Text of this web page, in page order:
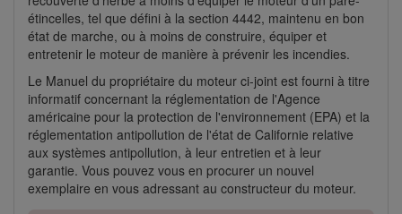
étincelles, tel que défini à la section 4442, maintenu en bon
état de marche, ou à moins de construire, équiper et
entretenir le moteur de manière à prévenir les incendies.
Le Manuel du propriétaire du moteur ci-joint est fourni à titre
informatif concernant la réglementation de l'Agence
américaine pour la protection de l'environnement (EPA) et la
réglementation antipollution de l'état de Californie relative
aux systèmes antipollution, à leur entretien et à leur
garantie. Vous pouvez vous en procurer un nouvel
exemplaire en vous adressant au constructeur du moteur.